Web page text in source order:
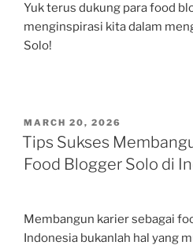
Yuk terus dukung para food
menginspirasi kita dalam
Solo!
POSTED
ON
MARCH 20, 2026
Tips Sukses
Food Blogger Solo di
Membangun karier sebagai
Indonesia bukanlah hal yang